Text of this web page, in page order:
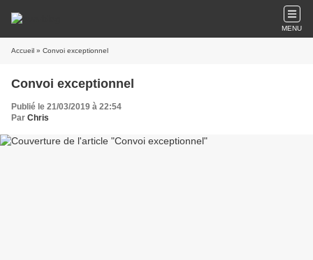
MENU
Accueil » Convoi exceptionnel
Convoi exceptionnel
Publié le 21/03/2019 à 22:54
Par Chris